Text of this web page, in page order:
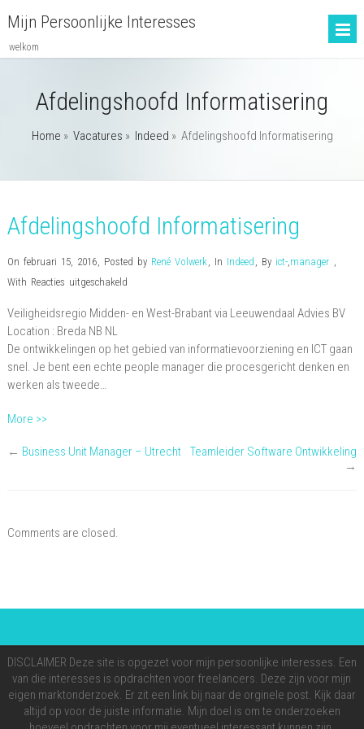
Mijn Persoonlijke Interesses
welkom
Afdelingshoofd Informatisering
Home » Vacatures » Indeed » Afdelingshoofd Informatisering
Afdelingshoofd Informatisering
On februari 15, 2016, Posted by René Volwerk, In Indeed , By ict-,manager ,
With Reacties uitgeschakeldvoor
Veiligheidsregio Midden- en West-Brabant via Leeuwendaal Advies BV
Location : Breda NB NL
De ontwikkelingen op het gebied van informatievoorziening en ICT gaan
snel. Je bent een echte people manager die procesgericht denken en
werken als tweede…
More >>
← Business Unit Manager – Utrecht
Teamleider Software Ontwikkeling
→
Comments are closed.
DISCLAIMER Deze site is opgezet voor mijn persoonlijke interesses. Een
van die interesses is opdrachten voor freelancers. Deze zijn voor mijn
eigen marktonderzoek. Er zit een link bij naar de orginele post. Kijk daar
altijd op voor de juiste informatie. Mijn doel is om te onderzoeken